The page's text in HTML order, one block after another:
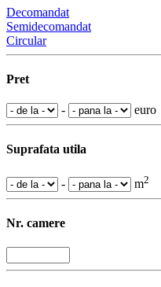
Decomandat
Semidecomandat
Circular
Pret
- euro
Suprafata utila
- m2
Nr. camere